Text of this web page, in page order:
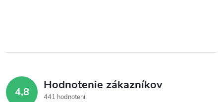
4,8 Hodnotenie zákazníkov
441 hodnotení